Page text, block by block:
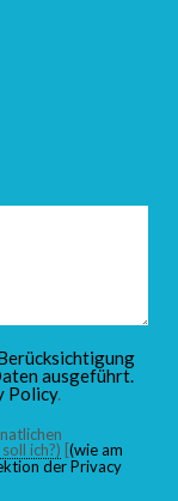
ausgeführt.
Policy.
ich?) [(wie am
der Privacy